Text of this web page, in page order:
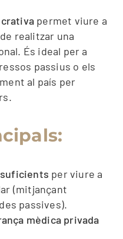
permet viure a
realitzar una
És ideal per a
passius o els
al país per
per viure a
(mitjançant
passives).
mèdica privada